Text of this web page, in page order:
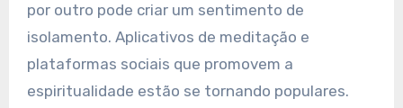
por outro pode criar um sentimento de
isolamento. Aplicativos de meditação e
plataformas sociais que promovem a
espiritualidade estão se tornando populares.